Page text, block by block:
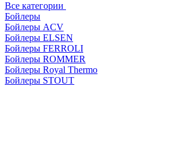
Все категории
Бойлеры
Бойлеры ACV
Бойлеры ELSEN
Бойлеры FERROLI
Бойлеры ROMMER
Бойлеры Royal Thermo
Бойлеры STOUT